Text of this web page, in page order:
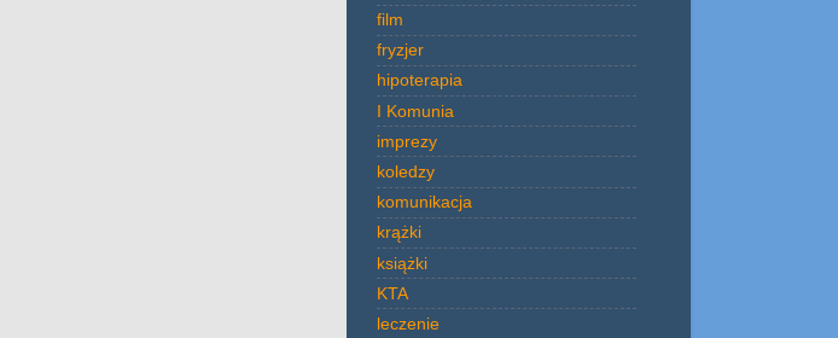
film
fryzjer
hipoterapia
I Komunia
imprezy
koledzy
komunikacja
krążki
książki
KTA
leczenie